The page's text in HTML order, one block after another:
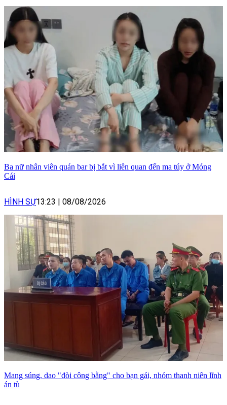
Ba nữ nhân viên quán bar bị bắt vì liên quan đến ma túy ở Móng
Cái
HÌNH SỰ13:23 08/08/2026
Mang súng, dao "đòi công bằng" cho bạn gái, nhóm thanh niên lĩnh
án tù